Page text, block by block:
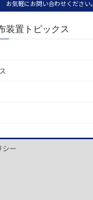
お気軽にお問い合わせください。
装置トピックス
ー